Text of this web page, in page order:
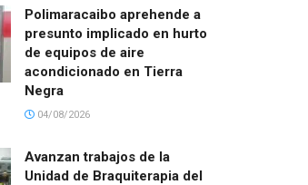
Polimaracaibo aprehende a
presunto implicado en hurto
de equipos de aire
acondicionado en Tierra
Negra
04/08/2026
Avanzan trabajos de la
Unidad de Braquiterapia del